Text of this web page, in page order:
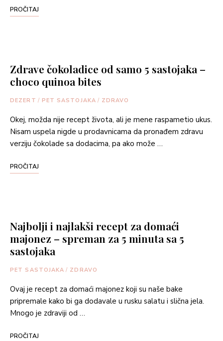
PROČITAJ
Zdrave čokoladice od samo 5 sastojaka –
choco quinoa bites
DEZERT / PET SASTOJAKA / ZDRAVO
Okej, možda nije recept života, ali je mene raspametio ukus.
Nisam uspela nigde u prodavnicama da pronađem zdravu
verziju čokolade sa dodacima, pa ako može …
PROČITAJ
Najbolji i najlakši recept za domaći
majonez – spreman za 5 minuta sa 5
sastojaka
PET SASTOJAKA / ZDRAVO
Ovaj je recept za domaći majonez koji su naše bake
pripremale kako bi ga dodavale u rusku salatu i slična jela.
Mnogo je zdraviji od …
PROČITAJ